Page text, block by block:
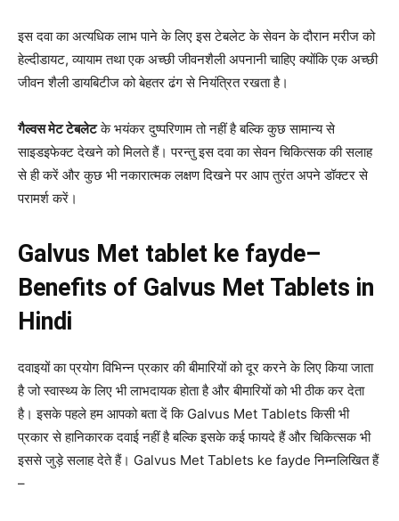
इस दवा का अत्यधिक लाभ पाने के लिए इस टेबलेट के सेवन के दौरान मरीज को
हेल्दीडायट, व्यायाम तथा एक अच्छी जीवनशैली अपनानी चाहिए क्योंकि एक अच्छी
जीवन शैली डायबिटीज को बेहतर ढंग से नियंत्रित रखता है।
गैल्वस मेट टेबलेटके भयंकर दुष्परिणाम तो नहीं है बल्कि कुछ सामान्य से
साइडइफेक्ट देखने को मिलते हैं। परन्तु इस दवा का सेवन चिकित्सक की सलाह
से ही करें और कुछ भी नकारात्मक लक्षण दिखने पर आप तुरंत अपने डॉक्टर से
परामर्श करें।
Galvus Met tablet ke fayde–
Benefits of Galvus Met Tablets in
Hindi
दवाइयों का प्रयोग विभिन्न प्रकार की बीमारियों को दूर करने के लिए किया जाता
है जो स्वास्थ्य के लिए भी लाभदायक होता है और बीमारियों को भी ठीक कर देता
है। इसके पहले हम आपको बता दें कि Galvus Met Tablets किसी भी
प्रकार से हानिकारक दवाई नहीं है बल्कि इसके कई फायदे हैं और चिकित्सक भी
इससे जुड़े सलाह देते हैं। Galvus Met Tablets ke fayde निम्नलिखित हैं
–